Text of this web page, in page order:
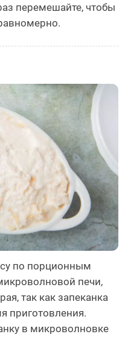
перемешайте, чтобы
по порционным
печи,
так как запеканка
приготовления.
в микроволновке